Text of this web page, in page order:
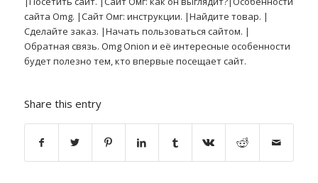
сайта Omg. |Сайт Омг: инструкции. |Найдите товар. |
Сделайте заказ. |Начать пользоваться сайтом. |
Обратная связь. Omg Onion и её интересные особенности
будет полезно тем, кто впервые посещает сайт.
Share this entry